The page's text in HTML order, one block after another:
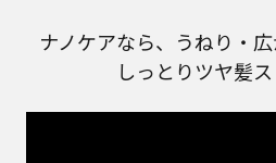
ナノケアなら、うねり・
しっとりツヤ髪